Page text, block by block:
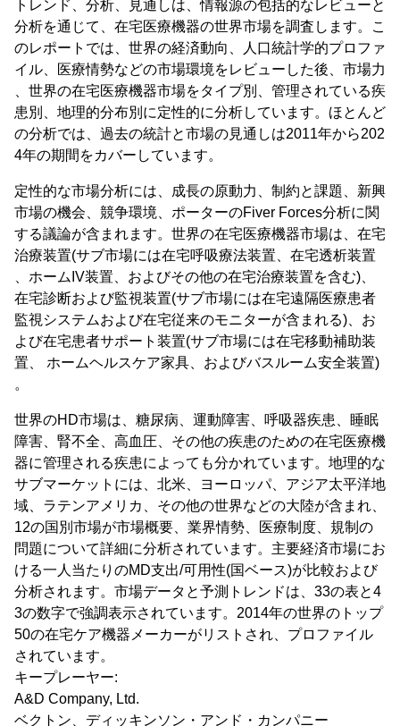
トレンド、分析、見通しは、情報源の包括的なレビューと
分析を通じて、在宅医療機器の世界市場を調査します。こ
のレポートでは、世界の経済動向、人口統計学的プロファ
イル、医療情勢などの市場環境をレビューした後、市場力
、世界の在宅医療機器市場をタイプ別、管理されている疾
患別、地理的分布別に定性的に分析しています。ほとんど
の分析では、過去の統計と市場の見通しは2011年から202
4年の期間をカバーしています。
定性的な市場分析には、成長の原動力、制約と課題、新興
市場の機会、競争環境、ポーターのFiver Forces分析に関
する議論が含まれます。世界の在宅医療機器市場は、在宅
治療装置(サブ市場には在宅呼吸療法装置、在宅透析装置
、ホームIV装置、およびその他の在宅治療装置を含む)、
在宅診断および監視装置(サブ市場には在宅遠隔医療患者
監視システムおよび在宅従来のモニターが含まれる)、お
よび在宅患者サポート装置(サブ市場には在宅移動補助装
置、 ホームヘルスケア家具、およびバスルーム安全装置)
。
世界のHD市場は、糖尿病、運動障害、呼吸器疾患、睡眠
障害、腎不全、高血圧、その他の疾患のための在宅医療機
器に管理される疾患によっても分かれています。地理的な
サブマーケットには、北米、ヨーロッパ、アジア太平洋地
域、ラテンアメリカ、その他の世界などの大陸が含まれ、
12の国別市場が市場概要、業界情勢、医療制度、規制の
問題について詳細に分析されています。主要経済市場にお
ける一人当たりのMD支出/可用性(国ベース)が比較および
分析されます。市場データと予測トレンドは、33の表と4
3の数字で強調表示されています。2014年の世界のトップ
50の在宅ケア機器メーカーがリストされ、プロファイル
されています。
キープレーヤー:
A&D Company, Ltd.
ベクトン、ディッキンソン・アンド・カンパニー